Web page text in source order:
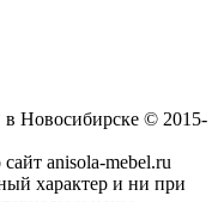
Новосибирске © 2015-
anisola-mebel.ru
характер и ни при